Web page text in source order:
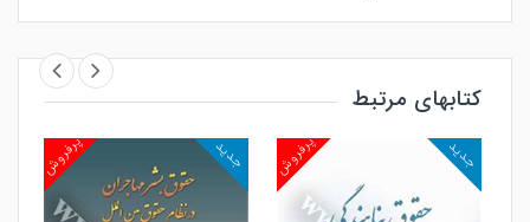
کتابهای مرتبط
پرفروش جدید پرفروش جدید